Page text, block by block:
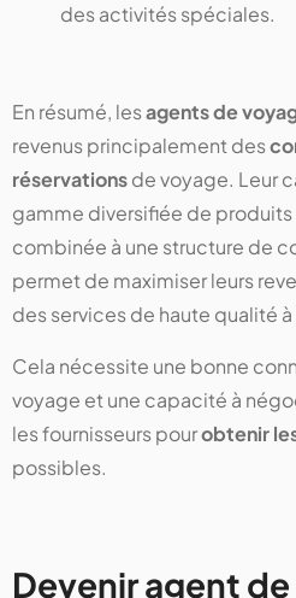
des activités spéciales.
En résumé, lesagents de
revenus principalement des
réservationsde voyage. Leur
gamme diversifiée de
combinée à une structure de
permet de maximiser leurs
des services de haute qualité
Cela nécessite une bonne
voyage et une capacité à
les fournisseurs pourobtenir
possibles.
Devenir agent